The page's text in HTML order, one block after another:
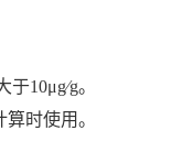
10μg∕g。
时使用。